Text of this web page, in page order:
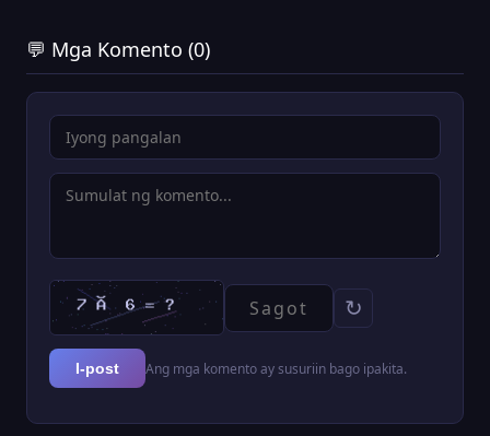
💬 Mga Komento (0)
↻
I-post Ang mga komento ay susuriin bago ipakita.